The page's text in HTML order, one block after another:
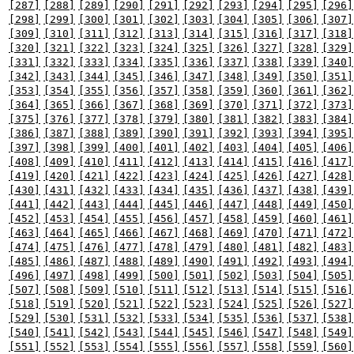
[287] [288] [289] [290] [291] [292] [293] [294] [295]
[296]
[298]
[299] [300] [301] [302] [303] [304] [305] [306]
[307]
[309]
[310] [311] [312] [313] [314] [315] [316] [317]
[318]
[320]
[321] [322] [323] [324] [325] [326] [327] [328]
[329]
[331]
[332] [333] [334] [335] [336] [337] [338] [339]
[340]
[342]
[343] [344] [345] [346] [347] [348] [349] [350]
[351]
[353]
[354] [355] [356] [357] [358] [359] [360] [361]
[362]
[364]
[365] [366] [367] [368] [369] [370] [371] [372]
[373]
[375]
[376] [377] [378] [379] [380] [381] [382] [383]
[384]
[386]
[387] [388] [389] [390] [391] [392] [393] [394]
[395]
[397]
[398] [399] [400] [401] [402] [403] [404] [405]
[406]
[408]
[409] [410] [411] [412] [413] [414] [415] [416]
[417]
[419]
[420] [421] [422] [423] [424] [425] [426] [427]
[428]
[430]
[431] [432] [433] [434] [435] [436] [437] [438]
[439]
[441]
[442] [443] [444] [445] [446] [447] [448] [449]
[450]
[452]
[453] [454] [455] [456] [457] [458] [459] [460]
[461]
[463]
[464] [465] [466] [467] [468] [469] [470] [471]
[472]
[474]
[475] [476] [477] [478] [479] [480] [481] [482]
[483]
[485]
[486] [487] [488] [489] [490] [491] [492] [493]
[494]
[496]
[497] [498] [499] [500] [501] [502] [503] [504]
[505]
[507]
[508] [509] [510] [511] [512] [513] [514] [515]
[516]
[518]
[519] [520] [521] [522] [523] [524] [525] [526]
[527]
[529]
[530] [531] [532] [533] [534] [535] [536] [537]
[538]
[540]
[541] [542] [543] [544] [545] [546] [547] [548]
[549]
[551]
[552] [553] [554] [555] [556] [557] [558] [559] [560]